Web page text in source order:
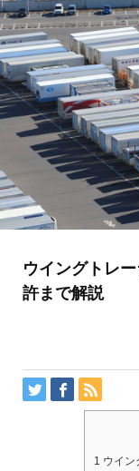
ウイングトレ
許まで解説
1 ウイン